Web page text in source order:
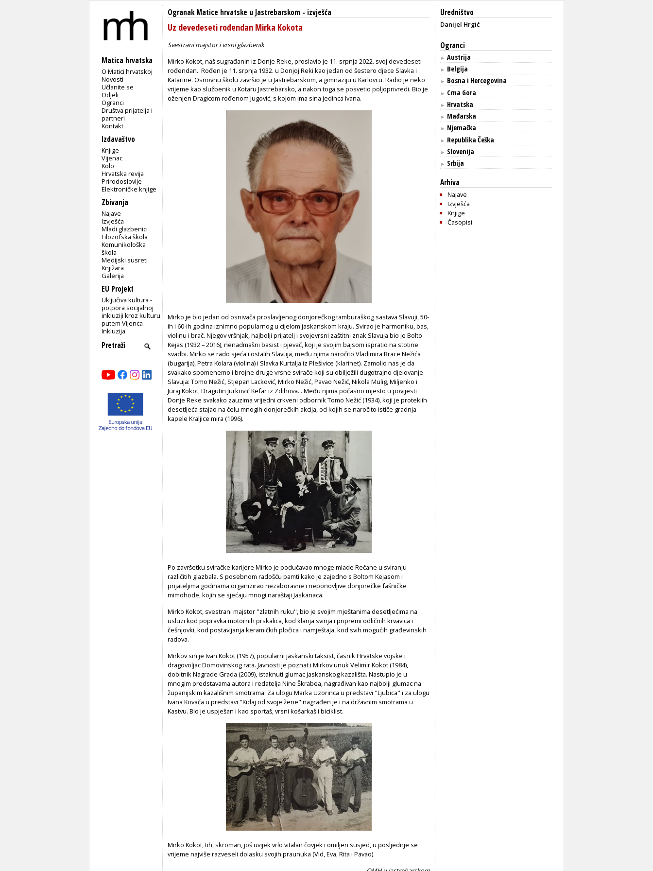
Matica hrvatska
O Matici hrvatskoj
Novosti
Učlanite se
Odjeli
Ogranci
Društva prijatelja i
partneri
Kontakt
Izdavaštvo
Knjige
Vijenac
Kolo
Hrvatska revija
Prirodoslovlje
Elektroničke knjige
Zbivanja
Najave
Izvješća
Mladi glazbenici
Filozofska škola
Komunikološka
škola
Medijski susreti
Knjižara
Galerija
EU Projekt
Uključiva kultura -
potpora socijalnoj
inkluziji kroz kulturu
putem Vijenca
Inkluzija
Ogranak Matice hrvatske u Jastrebarskom - izvješća
Uz devedeseti rođendan Mirka Kokota
Svestrani majstor i vrsni glazbenik
Mirko Kokot, naš sugrađanin iz Donje Reke, proslavio je 11. srpnja 2022. svoj devedeseti
rođendan. Rođen je 11. srpnja 1932. u Donjoj Reki kao jedan od šestero djece Slavka i
Katarine. Osnovnu školu završio je u Jastrebarskom, a gimnaziju u Karlovcu. Radio je neko
vrijeme kao službenik u Kotaru Jastrebarsko, a nakon toga se posvetio poljoprivredi. Bio je
oženjen Dragicom rođenom Jugović, s kojom ima sina jedinca Ivana.
Mirko je bio jedan od osnivača proslavljenog donjorečkog tamburaškog sastava Slavuji, 50-
ih i 60-ih godina iznimno popularnog u cijelom jaskanskom kraju. Svirao je harmoniku, bas,
violinu i brač. Njegov vršnjak, najbolji prijatelj i svojevrsni zaštitni znak Slavuja bio je Bolto
Kejas (1932 – 2016), nenadmašni basist i pjevač, koji je svojim bajsom ispratio na stotine
svadbi. Mirko se rado sjeća i ostalih Slavuja, među njima naročito Vladimira Brace Nežića
(bugarija), Petra Kolara (violina) i Slavka Kurtalja iz Plešivice (klarinet). Zamolio nas je da
svakako spomenemo i brojne druge vrsne svirače koji su obilježili dugotrajno djelovanje
Slavuja: Tomo Nežić, Stjepan Lacković, Mirko Nežić, Pavao Nežić, Nikola Mulig, Miljenko i
Juraj Kokot, Dragutin Jurković Kefar iz Zdihova... Među njima počasno mjesto u povijesti
Donje Reke svakako zauzima vrijedni crkveni odbornik Tomo Nežić (1934), koji je proteklih
desetljeća stajao na čelu mnogih donjorečkih akcija, od kojih se naročito ističe gradnja
kapele Kraljice mira (1996).
Po završetku sviračke karijere Mirko je podučavao mnoge mlade Rečane u sviranju
različitih glazbala. S posebnom radošću pamti kako je zajedno s Boltom Kejasom i
prijateljima godinama organizirao nezaboravne i neponovljive donjorečke fašničke
mimohode, kojih se sjećaju mnogi naraštaji Jaskanaca.
Mirko Kokot, svestrani majstor ''zlatnih ruku'', bio je svojim mještanima desetljećima na
usluzi kod popravka motornih prskalica, kod klanja svinja i pripremi odličnih krvavica i
češnjovki, kod postavljanja keramičkih pločica i namještaja, kod svih mogućih građevinskih
radova.
Mirkov sin je Ivan Kokot (1957), popularni jaskanski taksist, časnik Hrvatske vojske i
dragovoljac Domovinskog rata. Javnosti je poznat i Mirkov unuk Velimir Kokot (1984),
dobitnik Nagrade Grada (2009), istaknuti glumac jaskanskog kazališta. Nastupio je u
mnogim predstavama autora i redatelja Nine Škrabea, nagrađivan kao najbolji glumac na
županijskim kazališnim smotrama. Za ulogu Marka Uzorinca u predstavi "Ljubica" i za ulogu
Ivana Kovača u predstavi "Kidaj od svoje žene" nagrađen je i na državnim smotrama u
Kastvu. Bio je uspješan i kao sportaš, vrsni košarkaš i biciklist.
Mirko Kokot, tih, skroman, još uvijek vrlo vitalan čovjek i omiljen susjed, u posljednje se
vrijeme najviše razveseli dolasku svojih praunuka (Vid, Eva, Rita i Pavao).
Uredništvo
Danijel Hrgić
Ogranci
► Austrija
► Belgija
► Bosna i Hercegovina
► Crna Gora
► Hrvatska
► Mađarska
► Njemačka
► Republika Češka
► Slovenija
► Srbija
Arhiva
Najave
Izvješća
Knjige
Časopisi